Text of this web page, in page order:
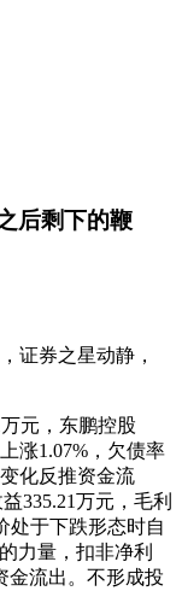
后剩下的鞭
券之星动静，
元，东鹏控股
涨1.07%，欠债率
化反推资金流
335.21万元，毛利
处于下跌形态时自
力量，扣非净利
金流出。不形成投